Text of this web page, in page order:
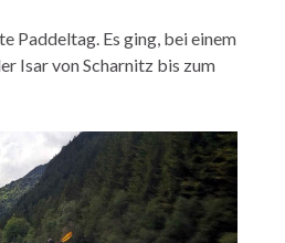
Paddeltag. Es ging, bei einem
Isar von Scharnitz bis zum